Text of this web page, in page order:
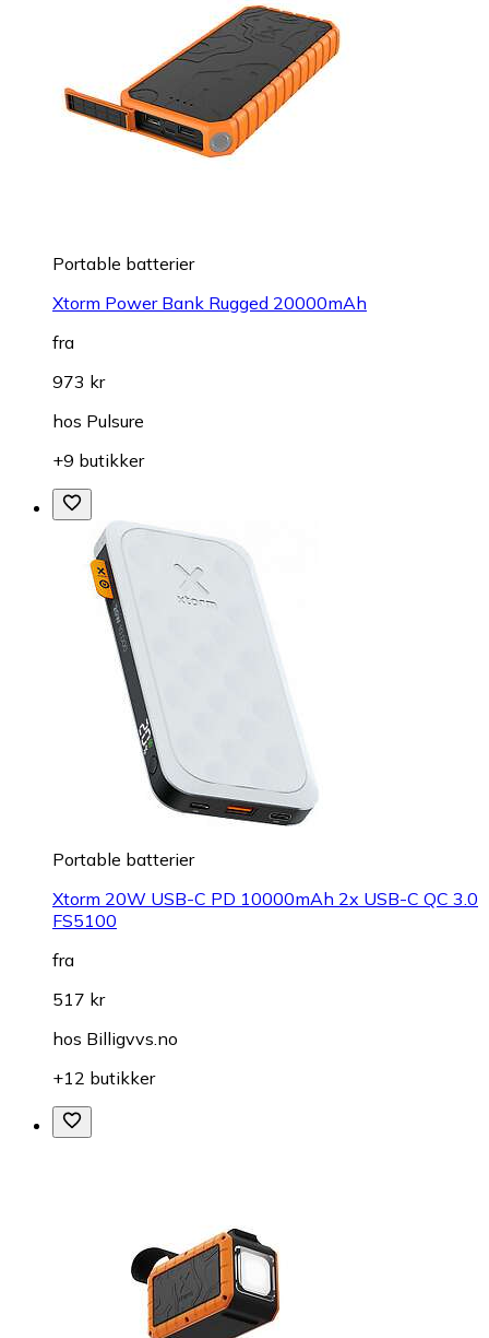
Portable batterier
Xtorm Power Bank Rugged 20000mAh
fra
973 kr
hos Pulsure
+9 butikker
Portable batterier
Xtorm 20W USB-C PD 10000mAh 2x USB-C QC 3.0
FS5100
fra
517 kr
hos Billigvvs.no
+12 butikker